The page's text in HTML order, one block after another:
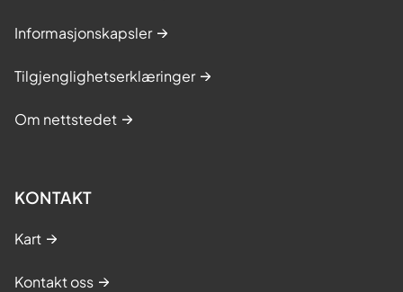
Informasjonskapsler
Tilgjenglighetserklæringer
Om nettstedet
KONTAKT
Kart
Kontakt oss